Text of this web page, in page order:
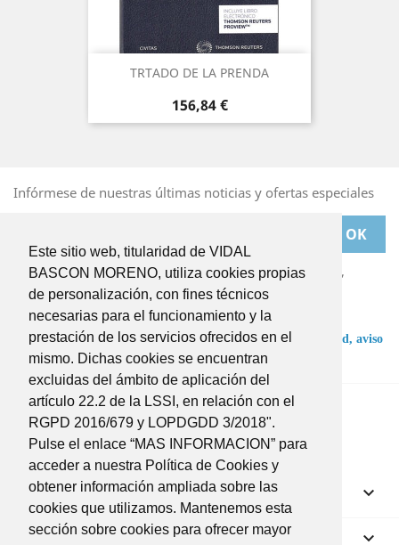
Este sitio web, titularidad de VIDAL
BASCON MORENO, utiliza cookies propias
de personalización, con fines técnicos
necesarias para el funcionamiento y la
prestación de los servicios ofrecidos en el
mismo. Dichas cookies se encuentran
excluidas del ámbito de aplicación del
artículo 22.2 de la LSSI, en relación con el
RGPD 2016/679 y LOPDGDD 3/2018".
Pulse el enlace “MAS INFORMACION” para
acceder a nuestra Política de Cookies y
obtener información ampliada sobre las
cookies que utilizamos. Mantenemos esta
sección sobre cookies para ofrecer mayor
TRTADO DE LA PRENDA
Precio
156,84 €
Infórmese de nuestras últimas noticias y ofertas especiales
Puede darse de baja en cualquier momento. Para ello,
deberá dirigirse a
BASCONMORENO@BASCONMORENO.COM
He leído y acepto las condiciones de lapolítica de privacidad, aviso
legalytérminos y condiciones.
TwitterInstagram
Productos 
Nuestra empresa 